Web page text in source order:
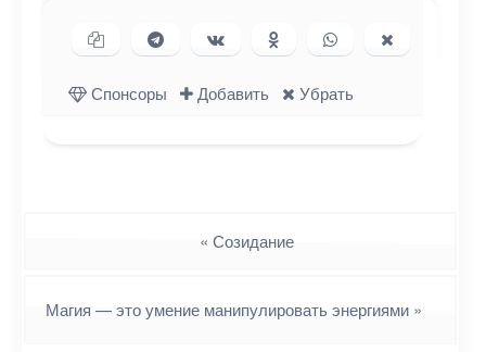
Копировать ссылку
Поделиться в Telegram
Поделиться ВКонтакте
Поделиться в
Одноклассниках
Поделиться в
WhatsApp
в X (Twitter)
Спонсоры
Добавить Убрать
« Созидание
Магия — это умение манипулировать энергиями »